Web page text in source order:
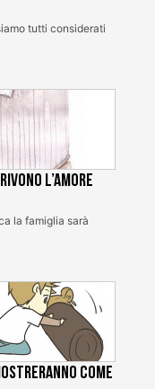
tutti considerati
l’amore
la famiglia sarà
come